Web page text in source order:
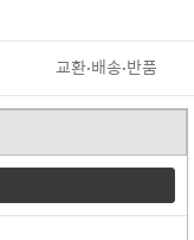
교환·배송·반품